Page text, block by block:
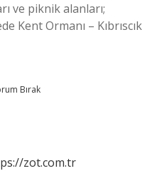
ve piknik alanları;
Kent Ormanı – Kıbrıscık
Bırak
zot.com.tr